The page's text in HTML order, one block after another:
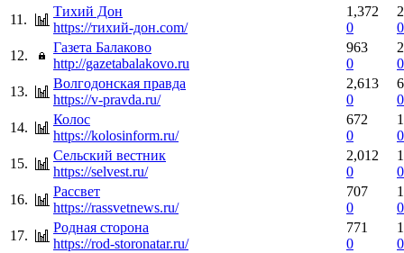
11.
Тихий Дон
https://тихий-дон.com/
1,372
0
0
12.
Газета Балаково
http://gazetabalakovo.ru
963
0
0
13.
Волгодонская правда
https://v-pravda.ru/
2,613
0
0
14.
Колос
https://kolosinform.ru/
672
0
0
15.
Сельский вестник
https://selvest.ru/
2,012
0
0
16.
Рассвет
https://rassvetnews.ru/
707
0
0
17.
Родная сторона
https://rod-storonatar.ru/
771
0
0